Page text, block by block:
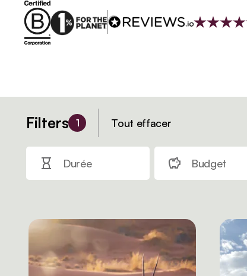
Filters 1 Tout effacer
Durée Budget